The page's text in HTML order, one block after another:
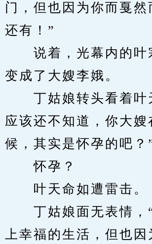
门，但也因为你而戛
还有！”
说着，光幕内的叶
变成了大嫂李娥。
丁姑娘转头看着叶
应该还不知道，你大嫂
候，其实是怀孕的吧？
怀孕？
叶天命如遭雷击。
丁姑娘面无表情，“
上幸福的生活，但也因